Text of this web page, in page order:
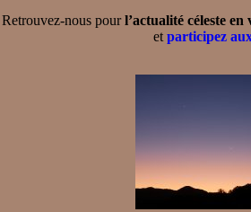
Retrouvez-nous pourl’actualité céleste en
et participez